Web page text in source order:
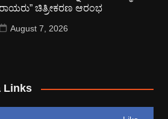
ರಾಯರು” ಚಿತ್ರೀಕರಣ ಆರಂಭ
August 7, 2026
Links